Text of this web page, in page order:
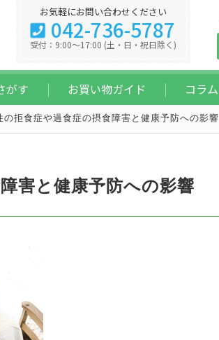
がす お買い物ガイド コラム
お気軽にお問い合わせください
042-736-5787
受付：9:00～17:00 (土・日・祝日除く)
の拒食症や過食症の摂食障害と健康予防への影響
害と健康予防への影響